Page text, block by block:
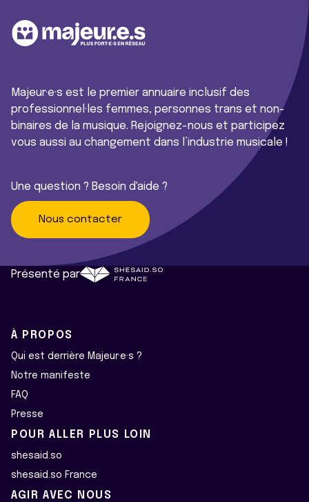
Majeur·e·s est le premier annuaire inclusif des
professionnel·les femmes, personnes trans et non-
binaires de la musique. Rejoignez-nous et participez
vous aussi au changement dans l’industrie musicale !
Une question ? Besoin d'aide ?
Nous contacter
Présenté par
À PROPOS
Qui est derrière Majeur·e·s ?
Notre manifeste
FAQ
Presse
POUR ALLER PLUS LOIN
shesaid.so
shesaid.so France
AGIR AVEC NOUS